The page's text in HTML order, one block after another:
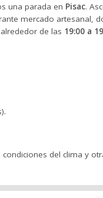
una parada en Pisac.
mercado artesanal,
de las 19:00 a
del clima y